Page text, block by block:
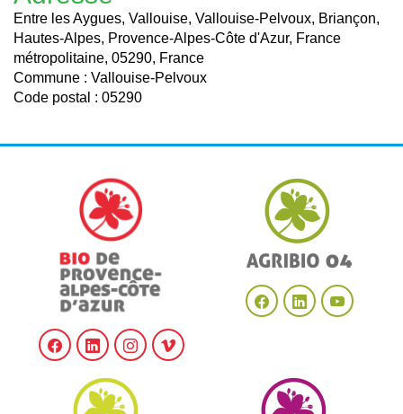
Entre les Aygues, Vallouise, Vallouise-Pelvoux, Briançon,
Hautes-Alpes, Provence-Alpes-Côte d'Azur, France
métropolitaine, 05290, France
Commune : Vallouise-Pelvoux
Code postal : 05290